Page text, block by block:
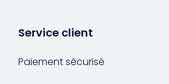
Service client
Paiement sécurisé